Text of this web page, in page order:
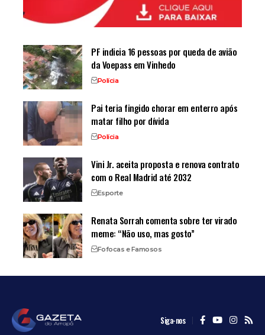
PF indicia 16 pessoas por queda de avião
da Voepass em Vinhedo
Polícia
Pai teria fingido chorar em enterro após
matar filho por dívida
Polícia
Vini Jr. aceita proposta e renova contrato
com o Real Madrid até 2032
Esporte
Renata Sorrah comenta sobre ter virado
meme: “Não uso, mas gosto”
Fofocas e Famosos
Siga-nos